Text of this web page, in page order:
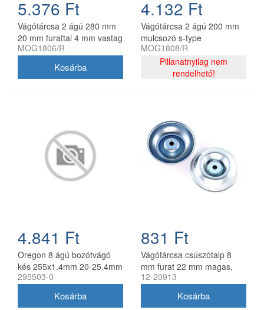
5.376 Ft
Vágótárcsa 2 ágú 280 mm
20 mm furattal 4 mm vastag
mulcsozó s-type
MOG1806/R
4.132 Ft
Vágótárcsa 2 ágú 200 mm
mulcsozó s-type
utángyártott MOG1808/R
MOG1808/R
Pillanatnyilag nem
rendelhető!
4.841 Ft
Oregon 8 ágú bozótvágó
kés 255x1.4mm 20-25.4mm
furattal
295503-0
831 Ft
Vágótárcsa csúszótalp 8
mm furat 22 mm magas,
univerzális utángyártott
12-20913